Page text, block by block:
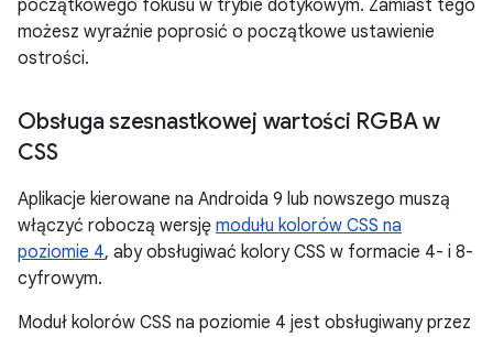
początkowego fokusu w trybie dotykowym. Zamiast tego
możesz wyraźnie poprosić o początkowe ustawienie
ostrości.
Obsługa szesnastkowej wartości RGBA w
CSS
Aplikacje kierowane na Androida 9 lub nowszego muszą
włączyć roboczą wersję modułu kolorów CSS na
poziomie 4, aby obsługiwać kolory CSS w formacie 4- i 8-
cyfrowym.
Moduł kolorów CSS na poziomie 4 jest obsługiwany przez